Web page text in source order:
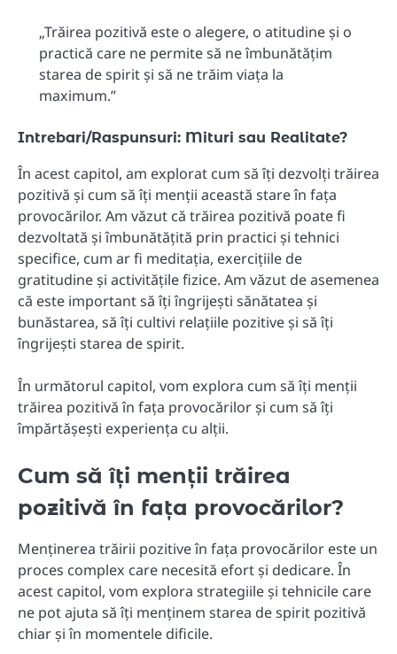
„Trăirea pozitivă este o alegere, o atitudine și o
practică care ne permite să ne îmbunătățim
starea de spirit și să ne trăim viața la
maximum.”
Intrebari/Raspunsuri: Mituri sau Realitate?
În acest capitol, am explorat cum să îți dezvolți trăirea
pozitivă și cum să îți menții această stare în fața
provocărilor. Am văzut că trăirea pozitivă poate fi
dezvoltată și îmbunătățită prin practici și tehnici
specifice, cum ar fi meditația, exercițiile de
gratitudine și activitățile fizice. Am văzut de asemenea
că este important să îți îngrijești sănătatea și
bunăstarea, să îți cultivi relațiile pozitive și să îți
îngrijești starea de spirit.
În următorul capitol, vom explora cum să îți menții
trăirea pozitivă în fața provocărilor și cum să îți
împărtășești experiența cu alții.
Cum să îți menții trăirea
pozitivă în fața provocărilor?
Menținerea trăirii pozitive în fața provocărilor este un
proces complex care necesită efort și dedicare. În
acest capitol, vom explora strategiile și tehnicile care
ne pot ajuta să îți menținem starea de spirit pozitivă
chiar și în momentele dificile.